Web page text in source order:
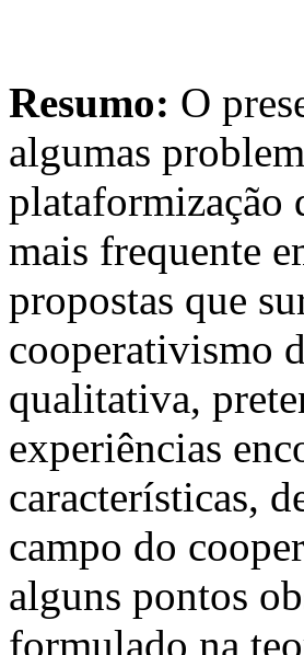
Resumo: O
algumas
plataformização
mais frequente
propostas que
cooperativismo
qualitativa,
experiências
características,
campo do
alguns pontos
formulado na